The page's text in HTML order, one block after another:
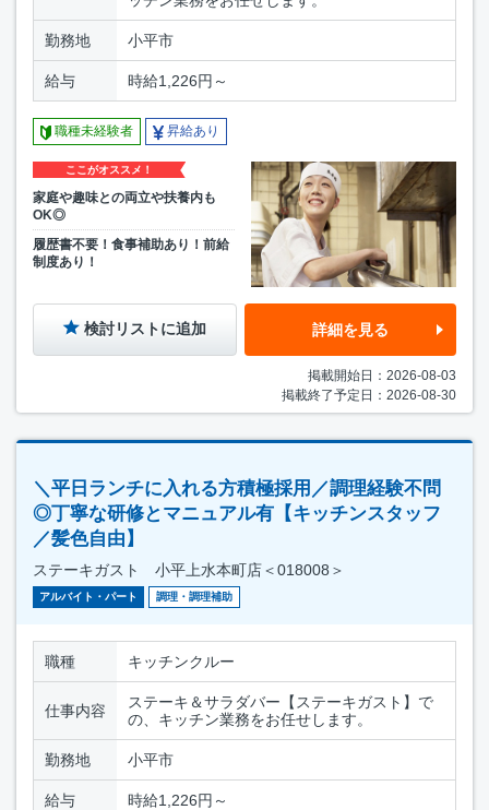
勤務地 小平市
給与 時給1,226円～
職種未経験者 昇給あり
ここがオススメ！
家庭や趣味との両立や扶養内も
OK◎
履歴書不要！食事補助あり！前給
制度あり！
検討リストに追加 詳細を見る
掲載開始日：2026-08-03
掲載終了予定日：2026-08-30
＼平日ランチに入れる方積極採用／調理経験不問
◎丁寧な研修とマニュアル有【キッチンスタッフ
／髪色自由】
ステーキガスト 小平上水本町店＜018008＞
アルバイト・パート 調理・調理補助
職種 キッチンクルー
仕事内容
ステーキ＆サラダバー【ステーキガスト】で
の、キッチン業務をお任せします。
勤務地 小平市
給与 時給1,226円～